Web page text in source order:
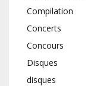
Compilation
Concerts
Concours
Disques
disques